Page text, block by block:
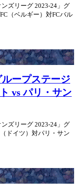
ズリーグ 2023-24」グ
（ベルギー）対FCバル
ープステージ
vs パリ・サン
ズリーグ 2023-24」グ
ドイツ）対パリ・サン